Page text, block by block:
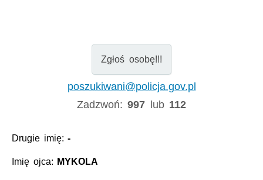
Zgłoś osobę!!!
poszukiwani@policja.gov.pl
Zadzwoń:997 lub 112
Drugie imię:-
Imię ojca: MYKOLA